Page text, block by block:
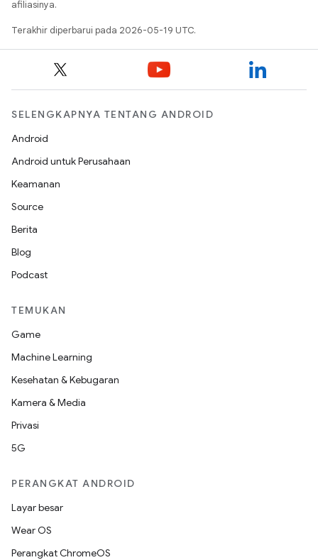
afiliasinya.
Terakhir diperbarui pada 2026-05-19 UTC.
SELENGKAPNYA TENTANG ANDROID
Android
Android untuk Perusahaan
Keamanan
Source
Berita
Blog
Podcast
TEMUKAN
Game
Machine Learning
Kesehatan & Kebugaran
Kamera & Media
Privasi
5G
PERANGKAT ANDROID
Layar besar
Wear OS
Perangkat ChromeOS